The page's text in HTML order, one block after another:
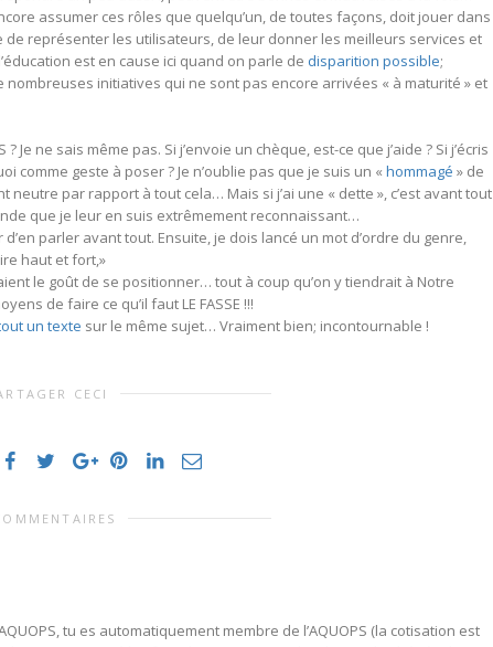
assumer ces rôles que quelqu’un, de toutes façons, doit jouer dans
de représenter les utilisateurs, de leur donner les meilleurs services et
est en cause ici quand on parle de disparition possible;
nombreuses initiatives qui ne sont pas encore arrivées « à maturité » et
Je ne sais même pas. Si j’envoie un chèque, est-ce que j’aide ? Si j’écris
comme geste à poser ? Je n’oublie pas que je suis un « hommagé » de
neutre par rapport à tout cela… Mais si j’ai une « dette », c’est avant tout
que je leur en suis extrêmement reconnaissant…
parler avant tout. Ensuite, je dois lancé un mot d’ordre du genre,
haut et fort,»
le goût de se positionner… tout à coup qu’on y tiendrait à Notre
de faire ce qu’il faut LE FASSE !!!
un texte sur le même sujet… Vraiment bien; incontournable !
CECI
tu es automatiquement membre de l’AQUOPS (la cotisation est